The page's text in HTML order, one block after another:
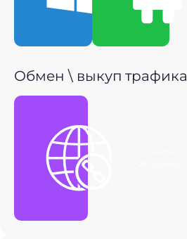
Обмен \ выкуп трафика